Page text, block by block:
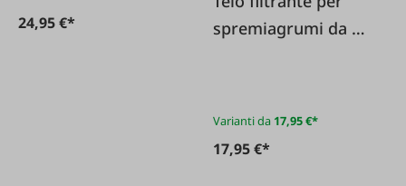
24,95 €*
spremiagrumi da 12
Varianti da 17,95 €*
17,95 €*